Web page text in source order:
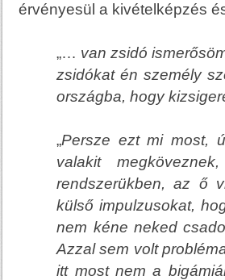
érvényesül a kivételképzés
„… van zsidó
zsidókat én személy
országba, hogy
„Persze ezt mi most,
valakit
rendszerükben, az ő
külső impulzusokat,
nem kéne neked
Azzal sem volt
itt most nem a